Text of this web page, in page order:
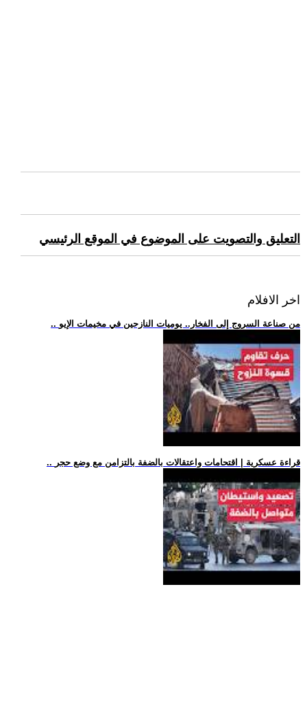
التعليق والتصويت على الموضوع في الموقع الرئيسي
اخر الافلام
.. من صناعة السروج إلى الفخار.. يوميات النازحين في مخيمات الإيو
.. قراءة عسكرية | اقتحامات واعتقالات بالضفة بالتزامن مع وضع حجر